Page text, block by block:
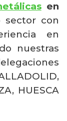
en
sector con
en
nuestras
HUESCA